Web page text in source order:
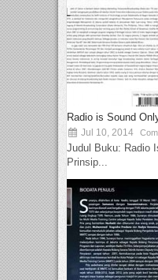
Radio is Sound
Jul 10, 2014
Judul Buku: Radio
Prinsip...